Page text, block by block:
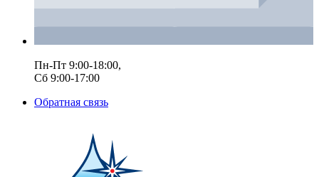
Пн-Пт 9:00-18:00,
Сб 9:00-17:00
Обратная связь